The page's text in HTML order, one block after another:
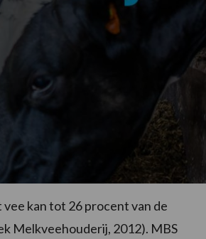
kan tot 26 procent van de
Melkveehouderij, 2012). MBS